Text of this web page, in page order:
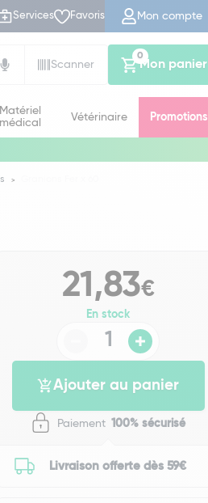
Services Favoris Mon compte
Scanner
Mon panier
0
Matériel
médical
Vétérinaire Promotions
21,83€
En stock
Ajouter au panier
Paiement 100% sécurisé
Livraison offerte dès 59€